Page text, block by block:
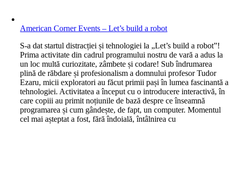
American Corner Events – Let’s build a robot
S-a dat startul distracției și tehnologiei la „Let’s build a robot”!
Prima activitate din cadrul programului nostru de vară a adus la
un loc multă curiozitate, zâmbete și codare! Sub îndrumarea
plină de răbdare și profesionalism a domnului profesor Tudor
Ezaru, micii exploratori au făcut primii pași în lumea fascinantă a
tehnologiei. Activitatea a început cu o introducere interactivă, în
care copiii au primit noțiunile de bază despre ce înseamnă
programarea și cum gândește, de fapt, un computer. Momentul
cel mai așteptat a fost, fără îndoială, întâlnirea cu